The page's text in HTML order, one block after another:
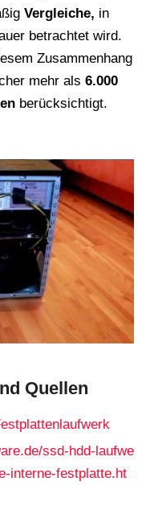
Vergleiche, in
betrachtet wird.
Zusammenhang
mehr als 6.000
berücksichtigt.
Quellen
ssd-hdd-laufwe
interne-festplatte.ht